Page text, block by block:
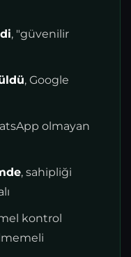
, "güvenilir
, Google
olmayan
, sahipliği
kontrol